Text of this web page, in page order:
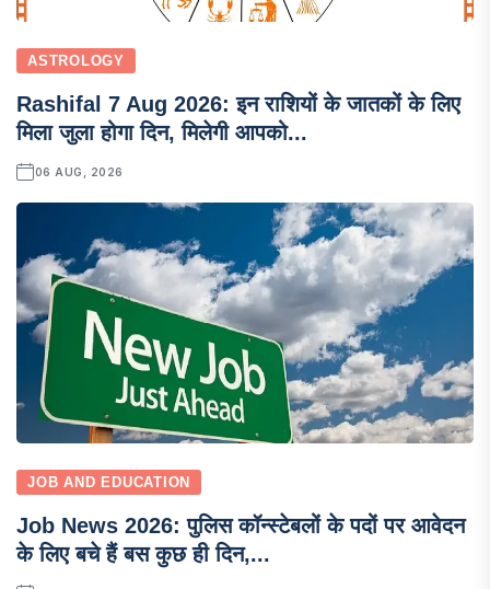
ASTROLOGY
Rashifal 7 Aug 2026: इन राशियों के जातकों के लिए
मिला जुला होगा दिन, मिलेगी आपको...
06 AUG, 2026
JOB AND EDUCATION
Job News 2026: पुलिस कॉन्स्टेबलों के पदों पर आवेदन
के लिए बचे हैं बस कुछ ही दिन,...